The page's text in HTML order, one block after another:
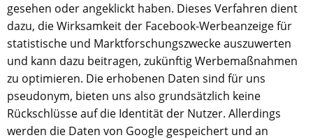
gesehen oder angeklickt haben. Dieses Verfahren dient
dazu, die Wirksamkeit der Facebook-Werbeanzeige für
statistische und Marktforschungszwecke auszuwerten
und kann dazu beitragen, zukünftig Werbemaßnahmen
zu optimieren. Die erhobenen Daten sind für uns
pseudonym, bieten uns also grundsätzlich keine
Rückschlüsse auf die Identität der Nutzer. Allerdings
werden die Daten von Google gespeichert und an